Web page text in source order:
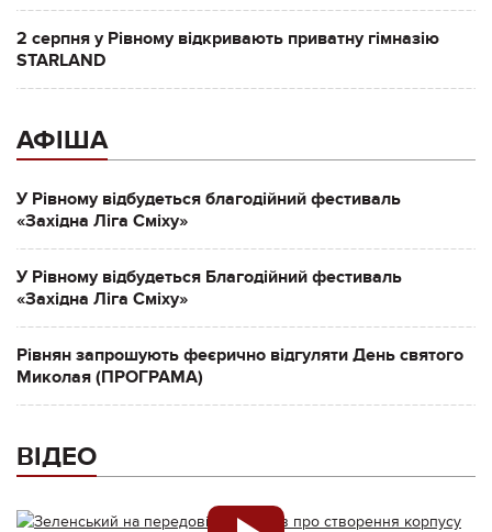
2 серпня у Рівному відкривають приватну гімназію
STARLAND
АФІША
У Рівному відбудеться благодійний фестиваль
«Західна Ліга Сміху»
У Рівному відбудеться Благодійний фестиваль
«Західна Ліга Сміху»
Рівнян запрошують феєрично відгуляти День святого
Миколая (ПРОГРАМА)
ВІДЕО